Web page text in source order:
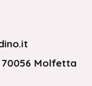
70056 Molfetta